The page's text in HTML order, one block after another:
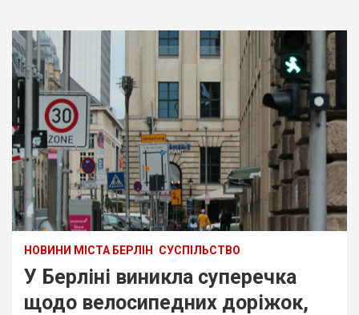
НОВИНИ МІСТА БЕРЛІН СУСПІЛЬСТВО
У Берліні виникла суперечка
щодо велосипедних доріжок,